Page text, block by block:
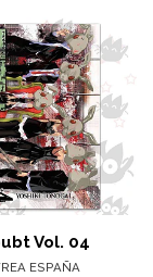
Vol. 04
ESPAÑA